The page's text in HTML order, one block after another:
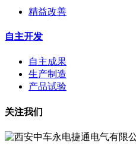
精益改善
自主开发
自主成果
生产制造
产品试验
关注我们